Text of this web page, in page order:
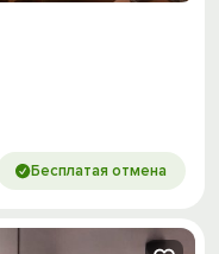
Бесплатая отмена